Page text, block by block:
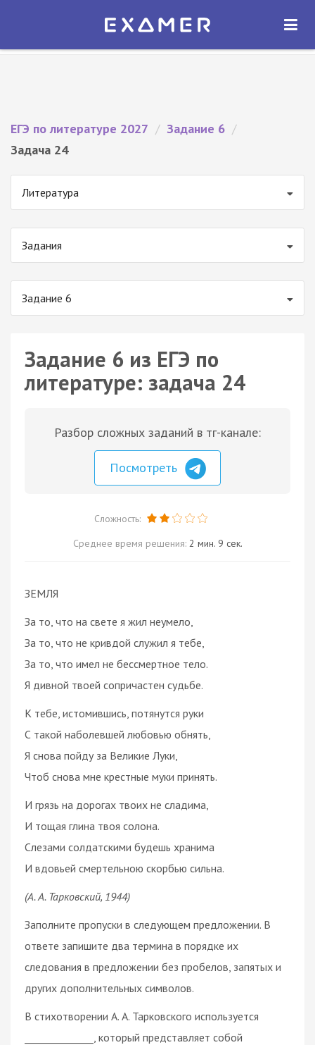
Экзамер — ЕГЭ 2027
ОТКРЫТЬ
ЕГЭ по литературе 2027 / Задание 6 /
Задача 24
Литература
Задания
Задание 6
Задание 6 из ЕГЭ по
литературе: задача 24
Разбор сложных заданий в тг-канале:
Посмотреть
Сложность:
Среднее время решения: 2 мин. 9 сек.
ЗЕМЛЯ
За то, что на свете я жил неумело,
За то, что не кривдой служил я тебе,
За то, что имел не бессмертное тело.
Я дивной твоей сопричастен судьбе.
К тебе, истомившись, потянутся руки
С такой наболевшей любовью обнять,
Я снова пойду за Великие Луки,
Чтоб снова мне крестные муки принять.
И грязь на дорогах твоих не сладима,
И тощая глина твоя солона.
Слезами солдатскими будешь хранима
И вдовьей смертельною скорбью сильна.
(А. А. Тарковский, 1944)
Заполните пропуски в следующем предложении. В
ответе запишите два термина в порядке их
следования в предложении без пробелов, запятых и
других дополнительных символов.
В стихотворении А. А. Тарковского используется
______________, который представляет собой